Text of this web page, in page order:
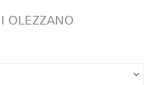
OLEZZANO